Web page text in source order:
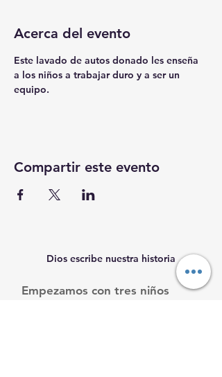
Acerca del evento
Este lavado de autos donado les enseña
a los niños a trabajar duro y a ser un
equipo.
Compartir este evento
Dios escribe nuestra historia
Empezamos con tres niños